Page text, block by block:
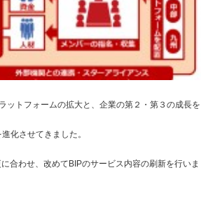
ットフォームの拡大と、企業の第２・第３の成長を
化させてきました。
合わせ、改めてBIPのサービス内容の刷新を行いま